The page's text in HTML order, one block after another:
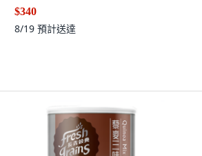
$340
8/19 預計送達